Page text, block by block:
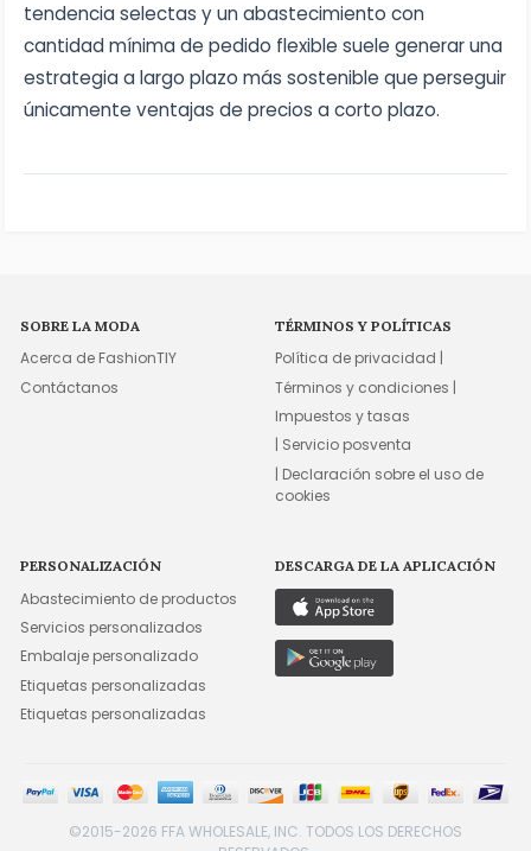
tendencia selectas y un abastecimiento con
cantidad mínima de pedido flexible suele generar una
estrategia a largo plazo más sostenible que perseguir
únicamente ventajas de precios a corto plazo.
SOBRE LA MODA
Acerca de FashionTIY
Contáctanos
TÉRMINOS Y POLÍTICAS
Política de privacidad |
Términos y condiciones |
Impuestos y tasas
| Servicio posventa
| Declaración sobre el uso de
cookies
PERSONALIZACIÓN
Abastecimiento de productos
Servicios personalizados
Embalaje personalizado
Etiquetas personalizadas
Etiquetas personalizadas
DESCARGA DE LA APLICACIÓN
©2015-2026 FFA WHOLESALE, INC. TODOS LOS DERECHOS